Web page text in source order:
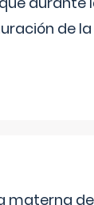
de
materna